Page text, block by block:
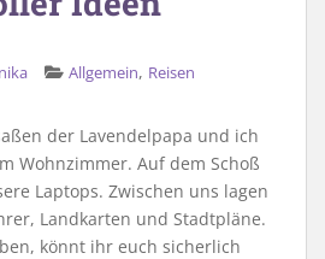
Allgemein, Reisen
der Lavendelpapa und ich
Wohnzimmer. Auf dem Schoß
Laptops. Zwischen uns lagen
Landkarten und Stadtpläne.
könnt ihr euch sicherlich